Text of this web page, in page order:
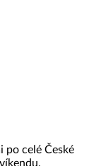
po celé České